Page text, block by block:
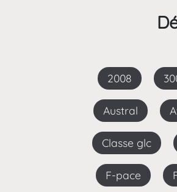
2008
Austral
Classe glc
F-pace